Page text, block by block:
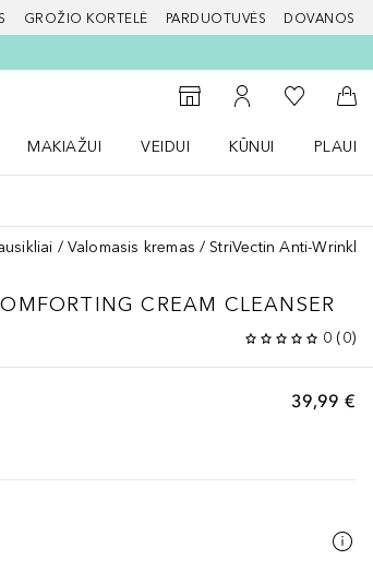
GROŽIO KORTELĖ PARDUOTUVĖS DOVANOS
Į parduotuvių paiešką
Į mano paskyrą
Į mano
Į
MAKIAŽUI
VEIDUI
KŪNUI
Valomasis kremas StriVectin Anti-
CREAM CLEANSER
0 (0)
39,99 €